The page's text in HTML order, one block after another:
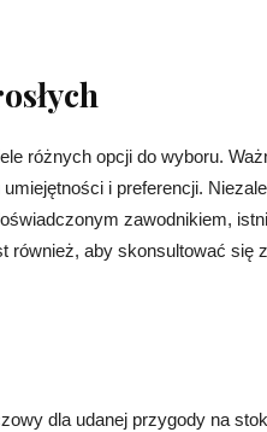
różnych opcji do wyboru.
i preferencji.
zawodnikiem,
również, aby skonsultować
dla udanej przygody na